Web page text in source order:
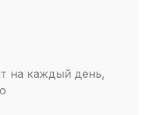
на каждый день,